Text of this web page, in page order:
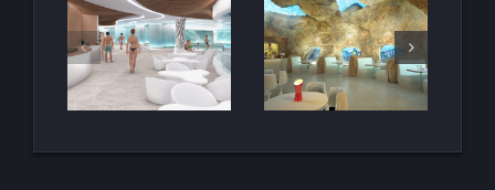
用于亲水建
筑的室内人
造岩石
天然梯田泳
池